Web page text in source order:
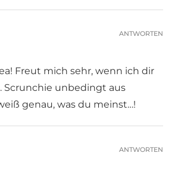
Freut mich sehr, wenn ich dir
Scrunchie unbedingt aus
genau, was du meinst…!
ANTWORTEN
ANTWORTEN